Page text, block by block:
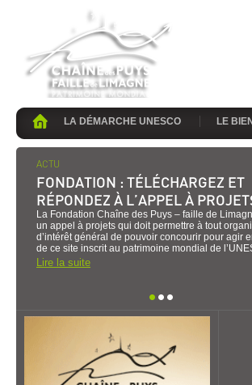
LA DÉMARCHE UNESCO LE BIEN
ACTU
FONDATION : TÉLÉCHARGEZ ET
RÉPONDEZ À L’APPEL À
La Fondation Chaîne des Puys – faille de
un appel à projets qui doit permettre à tout
d’intérêt général de pouvoir concourir pour agir
de ce site inscrit au patrimoine mondial de
Lire la suite